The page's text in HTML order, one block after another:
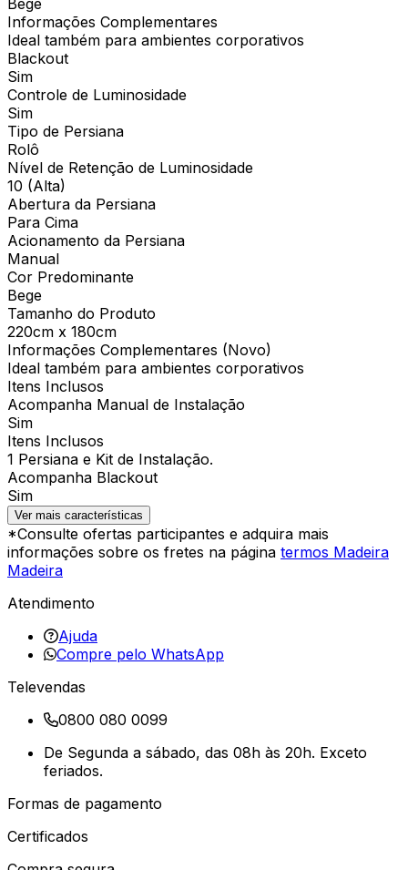
Informações Complementares
Ideal também para ambientes corporativos
Blackout
Sim
Controle de Luminosidade
Sim
Tipo de Persiana
Rolô
Nível de Retenção de Luminosidade
10 (Alta)
Abertura da Persiana
Para Cima
Acionamento da Persiana
Manual
Cor Predominante
Bege
Tamanho do Produto
220cm x 180cm
Informações Complementares (Novo)
Ideal também para ambientes corporativos
Itens Inclusos
Acompanha Manual de Instalação
Sim
Itens Inclusos
1 Persiana e Kit de Instalação.
Acompanha Blackout
Sim
Ver mais características
*Consulte ofertas participantes e adquira mais
informações sobre os fretes na página termos Madeira
Madeira
Atendimento
Ajuda
Compre pelo WhatsApp
Televendas
0800 080 0099
De Segunda a sábado, das 08h às 20h. Exceto
feriados.
Formas de pagamento
Certificados